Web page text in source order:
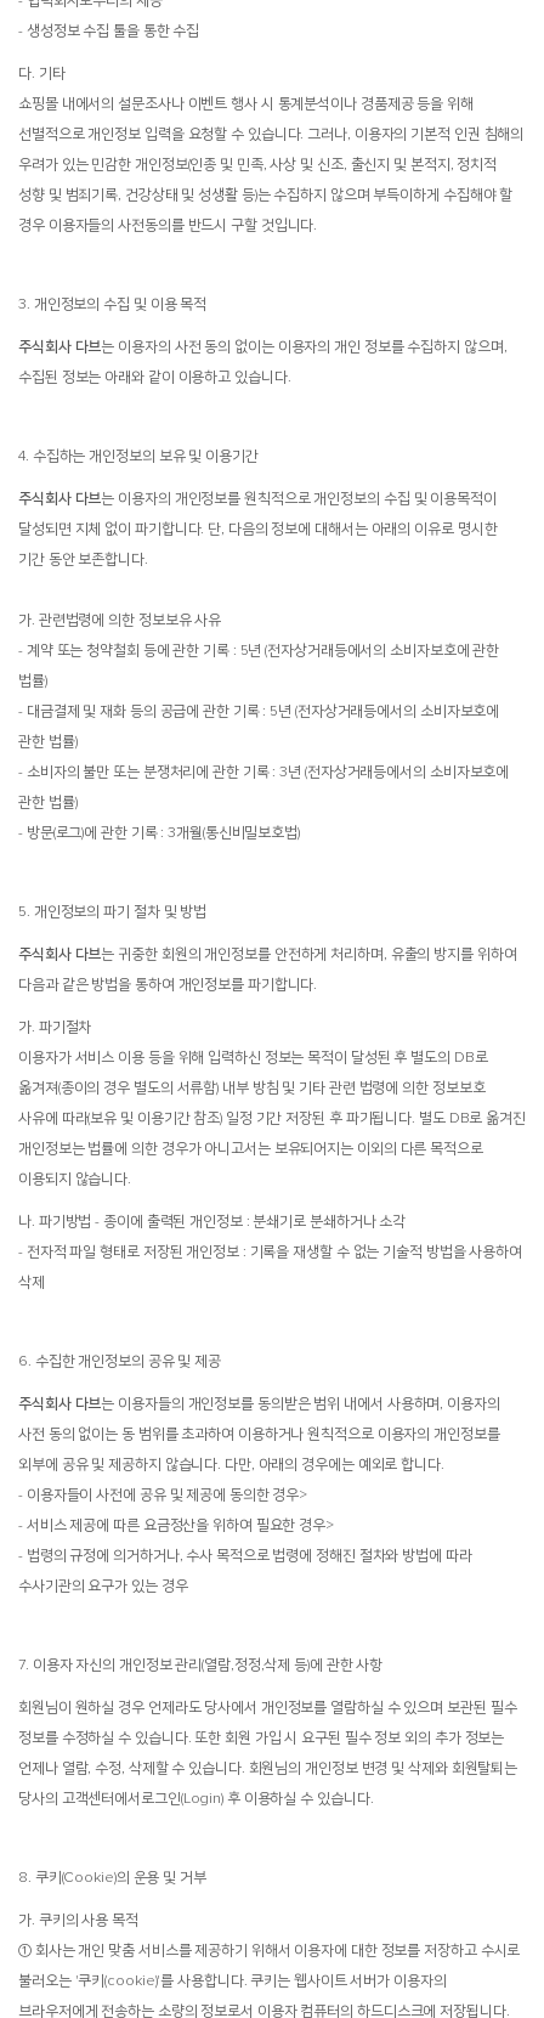
- 생성정보 수집 툴을 통한 수집
다. 기타
쇼핑몰 내에서의 설문조사나 이벤트 행사 시 통계분석이나 경품제공 등을 위해
선별적으로 개인정보 입력을 요청할 수 있습니다. 그러나, 이용자의 기본적 인권 침해의
우려가 있는 민감한 개인정보(인종 및 민족, 사상 및 신조, 출신지 및 본적지, 정치적
성향 및 범죄기록, 건강상태 및 성생활 등)는 수집하지 않으며 부득이하게 수집해야 할
경우 이용자들의 사전동의를 반드시 구할 것입니다.
3. 개인정보의 수집 및 이용 목적
주식회사 다브는 이용자의 사전 동의 없이는 이용자의 개인 정보를 수집하지 않으며,
수집된 정보는 아래와 같이 이용하고 있습니다.
4. 수집하는 개인정보의 보유 및 이용기간
주식회사 다브는 이용자의 개인정보를 원칙적으로 개인정보의 수집 및 이용목적이
달성되면 지체 없이 파기합니다. 단, 다음의 정보에 대해서는 아래의 이유로 명시한
기간 동안 보존합니다.
가. 관련법령에 의한 정보보유 사유
- 계약 또는 청약철회 등에 관한 기록 : 5년 (전자상거래등에서의 소비자보호에 관한
법률)
- 대금결제 및 재화 등의 공급에 관한 기록 : 5년 (전자상거래등에서의 소비자보호에
관한 법률)
- 소비자의 불만 또는 분쟁처리에 관한 기록 : 3년 (전자상거래등에서의 소비자보호에
관한 법률)
- 방문(로그)에 관한 기록 : 3개월(통신비밀보호법)
5. 개인정보의 파기 절차 및 방법
주식회사 다브는 귀중한 회원의 개인정보를 안전하게 처리하며, 유출의 방지를 위하여
다음과 같은 방법을 통하여 개인정보를 파기합니다.
가. 파기절차
이용자가 서비스 이용 등을 위해 입력하신 정보는 목적이 달성된 후 별도의 DB로
옮겨져(종이의 경우 별도의 서류함) 내부 방침 및 기타 관련 법령에 의한 정보보호
사유에 따라(보유 및 이용기간 참조) 일정 기간 저장된 후 파기됩니다. 별도 DB로 옮겨진
개인정보는 법률에 의한 경우가 아니고서는 보유되어지는 이외의 다른 목적으로
이용되지 않습니다.
나. 파기방법 - 종이에 출력된 개인정보 : 분쇄기로 분쇄하거나 소각
- 전자적 파일 형태로 저장된 개인정보 : 기록을 재생할 수 없는 기술적 방법을 사용하여
삭제
6. 수집한 개인정보의 공유 및 제공
주식회사 다브는 이용자들의 개인정보를 동의받은 범위 내에서 사용하며, 이용자의
사전 동의 없이는 동 범위를 초과하여 이용하거나 원칙적으로 이용자의 개인정보를
외부에 공유 및 제공하지 않습니다. 다만, 아래의 경우에는 예외로 합니다.
- 이용자들이 사전에 공유 및 제공에 동의한 경우>
- 서비스 제공에 따른 요금정산을 위하여 필요한 경우>
- 법령의 규정에 의거하거나, 수사 목적으로 법령에 정해진 절차와 방법에 따라
수사기관의 요구가 있는 경우
7. 이용자 자신의 개인정보 관리(열람,정정,삭제 등)에 관한 사항
회원님이 원하실 경우 언제라도 당사에서 개인정보를 열람하실 수 있으며 보관된 필수
정보를 수정하실 수 있습니다. 또한 회원 가입 시 요구된 필수 정보 외의 추가 정보는
언제나 열람, 수정, 삭제할 수 있습니다. 회원님의 개인정보 변경 및 삭제와 회원탈퇴는
당사의 고객센터에서로그인(Login) 후 이용하실 수 있습니다.
8. 쿠키(Cookie)의 운용 및 거부
가. 쿠키의 사용 목적
① 회사는 개인 맞춤 서비스를 제공하기 위해서 이용자에 대한 정보를 저장하고 수시로
불러오는 '쿠키(cookie)'를 사용합니다. 쿠키는 웹사이트 서버가 이용자의
브라우저에게 전송하는 소량의 정보로서 이용자 컴퓨터의 하드디스크에 저장됩니다.